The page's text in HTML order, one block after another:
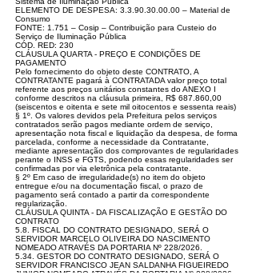
ELEMENTO DE DESPESA: 3.3.90.30.00.00 – Material de
Consumo
FONTE: 1.751 – Cosip – Contribuição para Custeio do
Serviço de Iluminação Pública
CÓD. RED: 230
CLÁUSULA QUARTA - PREÇO E CONDIÇÕES DE
PAGAMENTO
Pelo fornecimento do objeto deste CONTRATO, A
CONTRATANTE pagará à CONTRATADA valor preço total
referente aos preços unitários constantes do ANEXO I
conforme descritos na cláusula primeira, R$ 687.860,00
(seiscentos e oitenta e sete mil oitocentos e sessenta reais)
§ 1º. Os valores devidos pela Prefeitura pelos serviços
contratados serão pagos mediante ordem de serviço,
apresentação nota fiscal e liquidação da despesa, de forma
parcelada, conforme a necessidade da Contratante,
mediante apresentação dos comprovantes de regularidades
perante o INSS e FGTS, podendo essas regularidades ser
confirmadas por via eletrônica pela contratante.
§ 2º Em caso de irregularidade(s) no item do objeto
entregue e/ou na documentação fiscal, o prazo de
pagamento será contado a partir da correspondente
regularização.
CLÁUSULA QUINTA - DA FISCALIZAÇÃO E GESTÃO DO
CONTRATO
5.8. FISCAL DO CONTRATO DESIGNADO, SERÁ O
SERVIDOR MARCELO OLIVEIRA DO NASCIMENTO
NOMEADO ATRAVÉS DA PORTARIA Nº 228/2026.
5.34. GESTOR DO CONTRATO DESIGNADO, SERÁ O
SERVIDOR FRANCISCO JEAN SALDANHA FIGUEIREDO
JUNIOR NOMEADO ATRAVÉS DA PORTARIA Nº 228/2026.